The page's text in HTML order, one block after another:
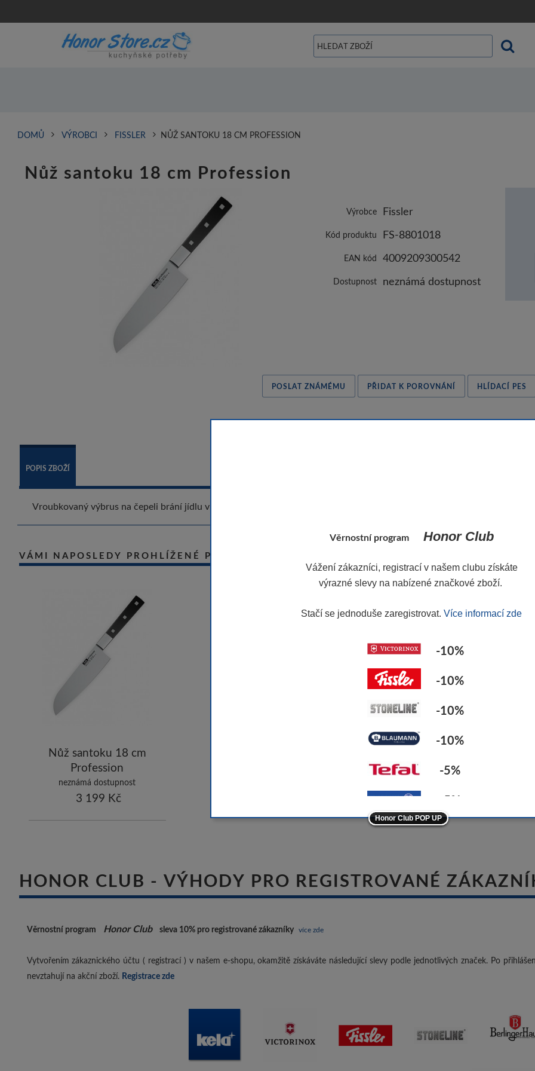
DOMŮ VÝROBCI FISSLER NŮŽ SANTOKU 18 CM PROFESSION
Nůž santoku 18 cm Profession
Výrobce Fissler
Kód produktu FS-8801018
EAN kód 4009209300542
Dostupnost neznámá dostupnost
POSLAT ZNÁMÉMU PŘIDAT K POROVNÁNÍ HLÍDACÍ PES
POPIS ZBOŽÍ
Vroubkovaný výbrus na čepeli brání jídlu v přilnutí k noži, takže jím lze krájet papírově tenké plátky uzeného lososa a
VÁMI NAPOSLEDY PROHLÍŽENÉ PRODUKTY
Nůž santoku 18 cm
Profession
neznámá dostupnost
3 199 Kč
HONOR CLUB - VÝHODY PRO REGISTROVANÉ
Věrnostní program Honor Club sleva 10% pro registrované zákazníky více zde
Vytvořením zákaznického účtu ( registrací ) v našem e-shopu, okamžitě získáváte následující slevy podle jednotlivých značek. Po
nevztahují na akční zboží. Registrace zde
Věrnostní programHonor Club
Vážení zákazníci, registrací v našem clubu získáte
výrazné slevy na nabízené značkové zboží.
Stačí se jednoduše zaregistrovat. Více informací zde
-10%
-10%
-10%
-10%
-5%
-5%
ostatní značky -10%
Honor Club POP UP